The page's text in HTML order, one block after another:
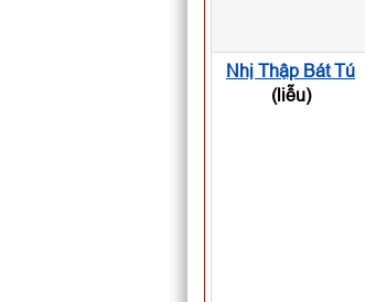
Nhị Thập Bát Tú
(liễu)